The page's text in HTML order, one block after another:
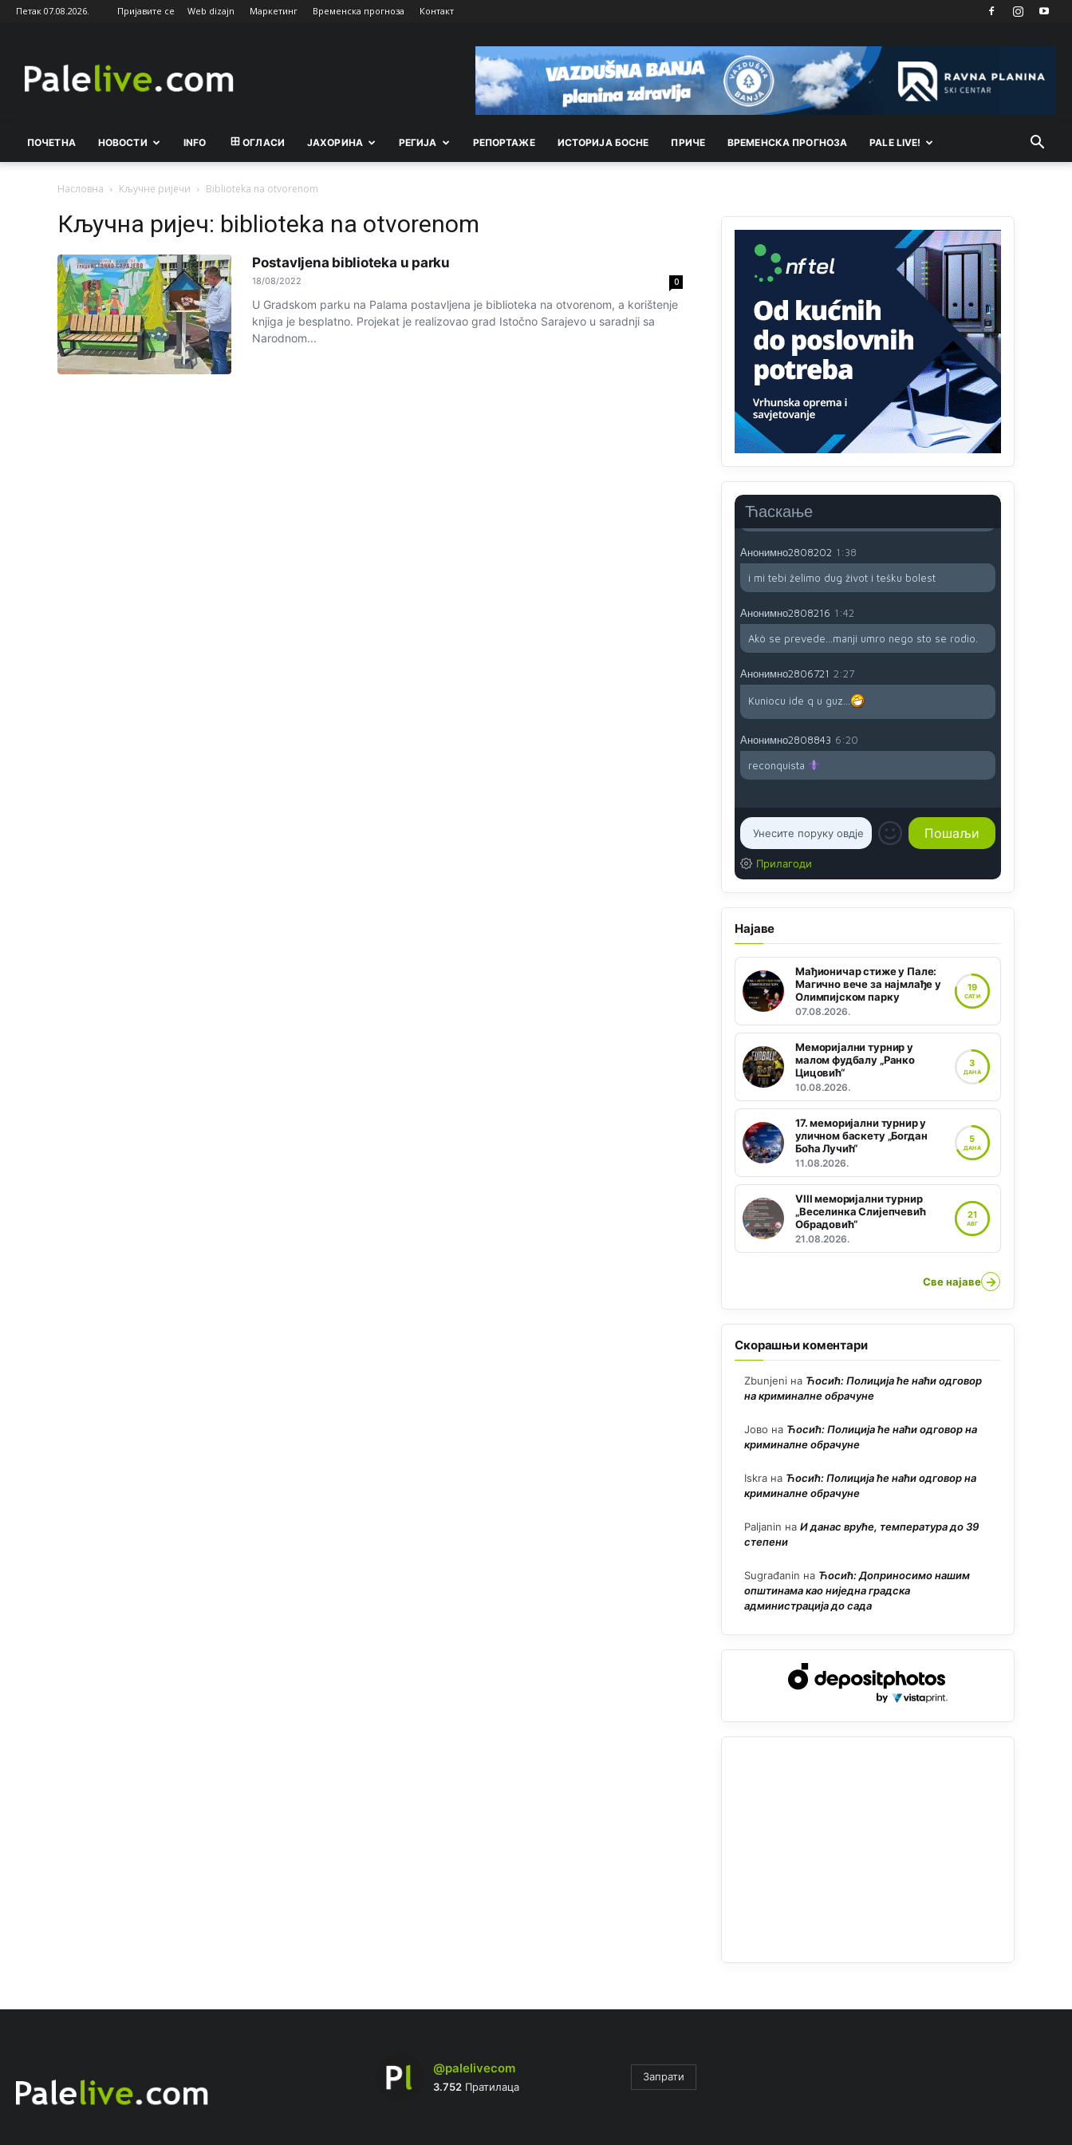
Петак 07.08.2026. Пријавите се Web dizajn Маркетинг Временска прогноза Контакт
ПОЧЕТНА НОВОСТИ INFO ОГЛАСИ ЈАХОРИНА РEГИЈА РEПОРТАЖE ИСТОРИЈА БОСНЕ ПРИЧЕ ВРEМEНСКА ПРОГНОЗА PALE LIVE!
Насловна Кључне ријечи Biblioteka na otvorenom
Кључна ријеч: biblioteka na otvorenom
Postavljena biblioteka u parku
18/08/2022 0
U Gradskom parku na Palama postavljena je biblioteka na otvorenom, a korištenje
knjiga je besplatno. Projekat je realizovao grad Istočno Sarajevo u saradnji sa
Narodnom...
Ћаскање
šalju poštom a da ne dolaze? Kurko
Анонимно2807791 11:39
БиХ није гласала да је тзв.Косово држава.
Анонимно2807895 12:16
Drzi pod kontrolom tri stvari jezik,karakter i
ponasanje...Uzivotu brani tri stvari:cast,prijatelja i
zivota iskljuci tri stvari uvredu,neznanje
zavist.Sve dok si ziv gaji tri stvari
dobrotu,pamet i prijateljstvo!!
Анонимно2806721 12:39
791 BiH nije priznala Kosovo kao nezavisnu
državu jer genocidna tvorevina pravi smetnju a
recimo Srbija je davno
priznala.Na svakom
proizvodu iz Srbije stoji -uvoznik za Kosovo
Анонимно2806721 12:45
Sve i da se nekim čudom vojska Srbije "vrati" na
koga da brani? A imamo vojsku Kosova kojoj
želimo svako dobro i da se što bolje opreme
Анонимно2808202 1:38
i mi tebi želimo dug život i tešku bolest
Анонимно2808216 1:42
Akò se prevede...manji umro nego sto se rodio.
Анонимно2806721 2:27
Kuniocu ide q u guz...
Анонимно2808843 6:20
reconquista
Прилагоди
Најаве
Мађионичар стиже у Пале:
Магично вече за најмлађе у
Олимпијском парку
07.08.2026.
19
САТИ
Меморијални турнир у
малом фудбалу „Ранко
Цицовић“
10.08.2026.
3
ДАНА
17. меморијални турнир у
уличном баскету „Богдан
Боћа Лучић“
11.08.2026.
5
ДАНА
VIII меморијални турнир
„Веселинка Слијепчевић
Обрадовић“
21.08.2026.
21
АВГ
Све најаве →
Скорашњи коментари
Zbunjeni на Ћосић: Полиција ће наћи одговор
на криминалне обрачуне
Јово на Ћосић: Полиција ће наћи одговор на
криминалне обрачуне
Iskra на Ћосић: Полиција ће наћи одговор на
криминалне обрачуне
Paljanin на И данас вруће, температура до 39
степени
Sugrađanin на Ћосић: Доприносимо нашим
општинама као ниједна градска
администрација до сада
@palelivecom
3.752Пратилаца
Запрати